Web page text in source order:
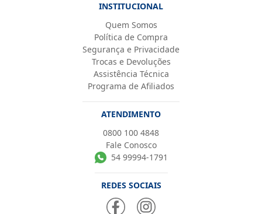
INSTITUCIONAL
Quem Somos
Política de Compra
Segurança e Privacidade
Trocas e Devoluções
Assistência Técnica
Programa de Afiliados
ATENDIMENTO
0800 100 4848
Fale Conosco
54 99994-1791
REDES SOCIAIS